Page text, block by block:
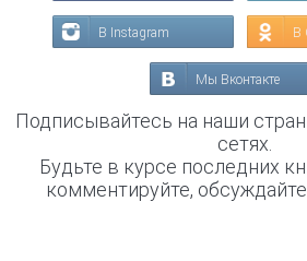
В Instagram В
Мы Вконтакте
Подписывайтесь на наши
сетях.
Будьте в курсе последних
комментируйте,